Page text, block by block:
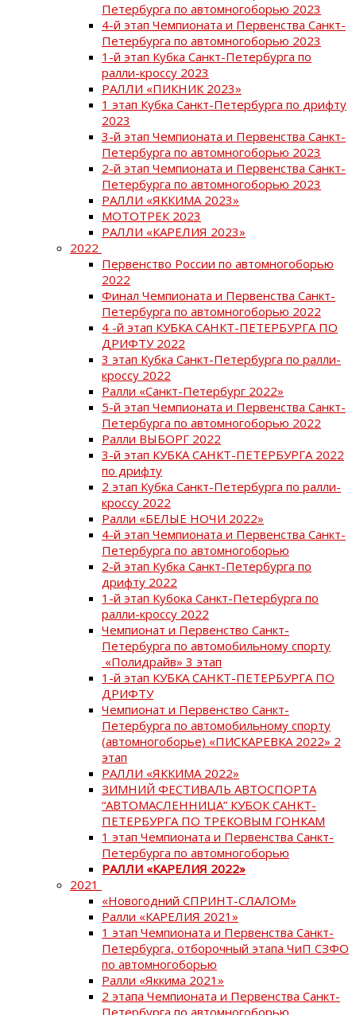
Петербурга по автомногоборью 2023
4-й этап Чемпионата и Первенства Санкт-
Петербурга по автомногоборью 2023
1-й этап Кубка Санкт-Петербурга по
ралли-кроссу 2023
РАЛЛИ «ПИКНИК 2023»
1 этап Кубка Санкт-Петербурга по дрифту
2023
3-й этап Чемпионата и Первенства Санкт-
Петербурга по автомногоборью 2023
2-й этап Чемпионата и Первенства Санкт-
Петербурга по автомногоборью 2023
РАЛЛИ «ЯККИМА 2023»
МОТОТРЕК 2023
РАЛЛИ «КАРЕЛИЯ 2023»
2022
Первенство России по автомногоборью
2022
Финал Чемпионата и Первенства Санкт-
Петербурга по автомногоборью 2022
4 -й этап КУБКА САНКТ-ПЕТЕРБУРГА ПО
ДРИФТУ 2022
3 этап Кубка Санкт-Петербурга по ралли-
кроссу 2022
Ралли «Санкт-Петербург 2022»
5-й этап Чемпионата и Первенства Санкт-
Петербурга по автомногоборью 2022
Ралли ВЫБОРГ 2022
3-й этап КУБКА САНКТ-ПЕТЕРБУРГА 2022
по дрифту
2 этап Кубка Санкт-Петербурга по ралли-
кроссу 2022
Ралли «БЕЛЫЕ НОЧИ 2022»
4-й этап Чемпионата и Первенства Санкт-
Петербурга по автомногоборью
2-й этап Кубка Санкт-Петербурга по
дрифту 2022
1-й этап Кубока Санкт-Петербурга по
ралли-кроссу 2022
Чемпионат и Первенство Санкт-
Петербурга по автомобильному спорту
«Полидрайв» 3 этап
1-й этап КУБКА САНКТ-ПЕТЕРБУРГА ПО
ДРИФТУ
Чемпионат и Первенство Санкт-
Петербурга по автомобильному спорту
(автомногоборье) «ПИСКАРЕВКА 2022» 2
этап
РАЛЛИ «ЯККИМА 2022»
ЗИМНИЙ ФЕСТИВАЛЬ АВТОСПОРТА
“АВТОМАСЛЕННИЦА” КУБОК САНКТ-
ПЕТЕРБУРГА ПО ТРЕКОВЫМ ГОНКАМ
1 этап Чемпионата и Первенства Санкт-
Петербурга по автомногоборью
РАЛЛИ «КАРЕЛИЯ 2022»
2021
«Новогодний СПРИНТ-СЛАЛОМ»
Ралли «КАРЕЛИЯ 2021»
1 этап Чемпионата и Первенства Санкт-
Петербурга, отборочный этапа ЧиП СЗФО
по автомногоборью
Ралли «Яккима 2021»
2 этапа Чемпионата и Первенства Санкт-
Петербурга по автомногоборью